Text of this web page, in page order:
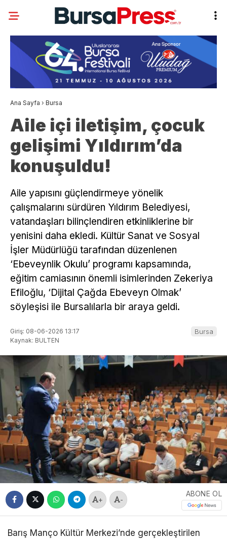
Ana Sayfa › Bursa
Aile içi iletişim, çocuk
gelişimi Yıldırım’da
konuşuldu!
Aile yapısını güçlendirmeye yönelik
çalışmalarını sürdüren Yıldırım Belediyesi,
vatandaşları bilinçlendiren etkinliklerine bir
yenisini daha ekledi. Kültür Sanat ve Sosyal
İşler Müdürlüğü tarafından düzenlenen
‘Ebeveynlik Okulu’ programı kapsamında,
eğitim camiasının önemli isimlerinden Zekeriya
Efiloğlu, ‘Dijital Çağda Ebeveyn Olmak’
söyleşisi ile Bursalılarla bir araya geldi.
Giriş: 08-06-2026 13:17
Kaynak: BULTEN
Bursa
+ -
ABONE OL
Barış Manço Kültür Merkezi’nde gerçekleştirilen